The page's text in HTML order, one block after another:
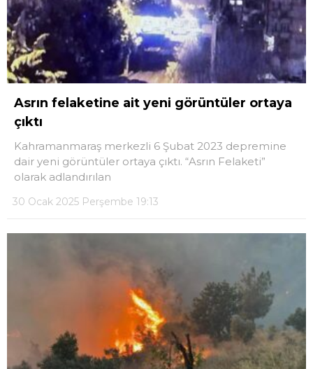
Asrın felaketine ait yeni görüntüler ortaya
çıktı
Kahramanmaraş merkezli 6 Şubat 2023 depremine
dair yeni görüntüler ortaya çıktı. “Asrın Felaketi”
olarak adlandırılan
30 Ocak 2025 Perşembe 19:13